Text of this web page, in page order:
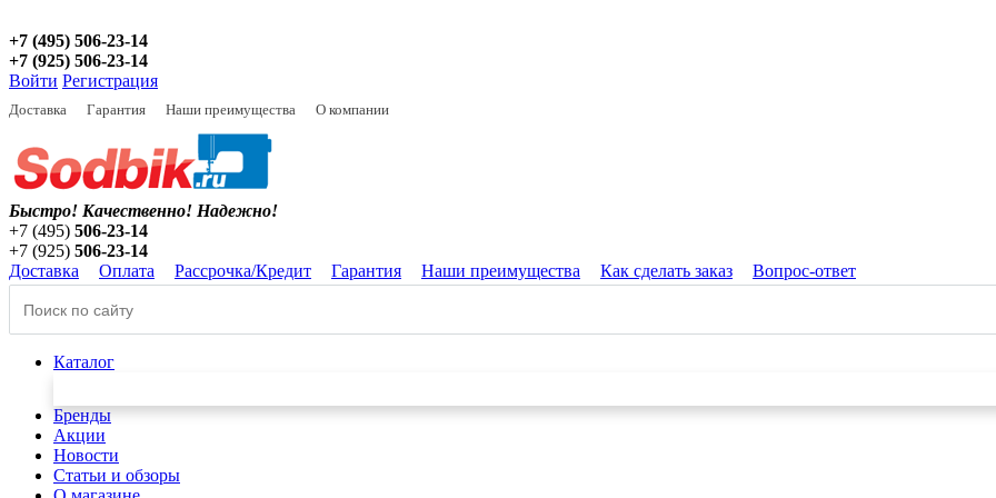
+7 (495) 506-23-14
+7 (925) 506-23-14
Войти Регистрация
Доставка Гарантия Наши преимущества О компании
Быстро! Качественно! Надежно!
+7 (495) 506-23-14
+7 (925) 506-23-14
Доставка
Оплата Рассрочка/Кредит Гарантия Наши преимущества Как сделать заказ Вопрос-ответ
Каталог
Бренды
Акции
Новости
Статьи и обзоры